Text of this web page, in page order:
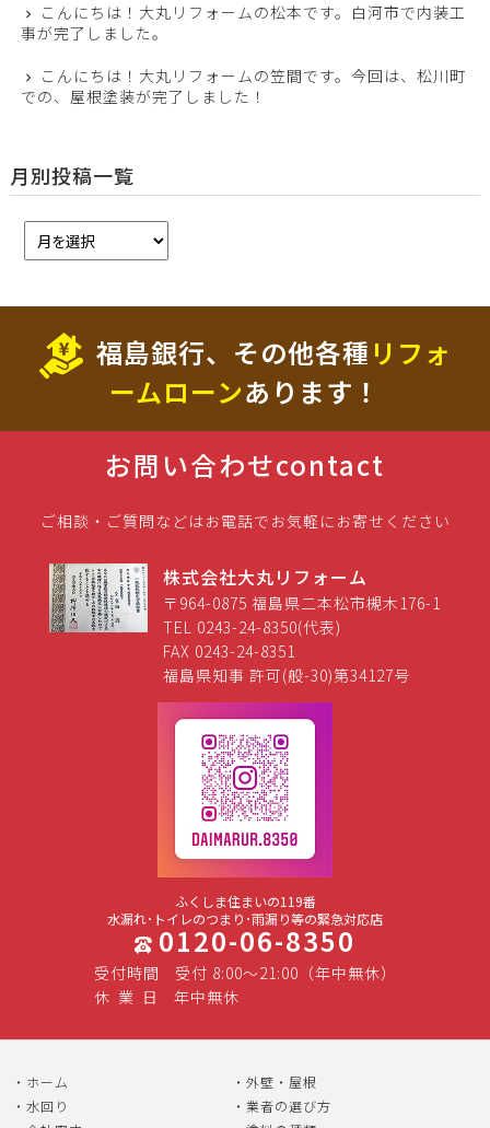
こんにちは！大丸リフォームの松本です。白河市で内装工
事が完了しました。
こんにちは！大丸リフォームの笠間です。今回は、松川町
での、屋根塗装が完了しました！
月別投稿一覧
福島銀行、その他各種 リフォ
ームローンあります！
お問い合わせcontact
ご相談・ご質問などはお電話でお気軽にお寄せください
株式会社大丸リフォーム
〒964-0875 福島県二本松市槻木176-1
TEL 0243-24-8350(代表)
FAX 0243-24-8351
福島県知事 許可(般-30)第34127号
ふくしま住まいの119番
水漏れ･トイレのつまり･雨漏り等の緊急対応店
0120-06-8350
受付時間
受付 8:00～21:00（年中無休）
休 業 日 年中無休
ホーム
外壁・屋根
水回り
業者の選び方